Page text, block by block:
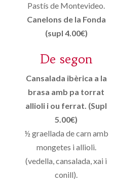
Pastís de Montevideo.
Canelons de la Fonda
(supl 4.00€)
De segon
Cansalada ibèrica a la
brasa amb pa torrat
allioli i ou ferrat. (Supl
5.00€)
½ graellada de carn amb
mongetes i allioli.
(vedella, cansalada, xai i
conill).